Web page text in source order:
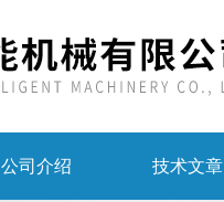
公司介绍 技术文章